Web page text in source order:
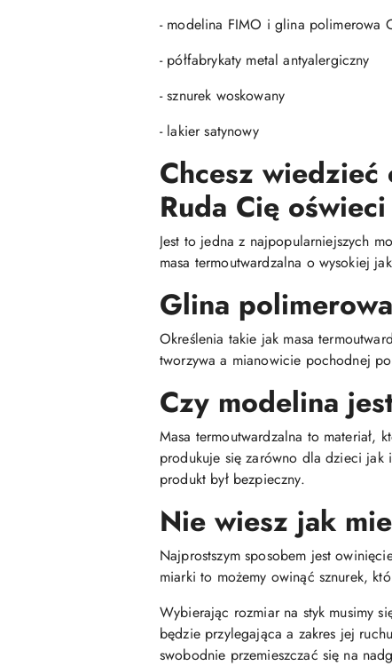
- modelina FIMO i glina polimerowa
- półfabrykaty metal antyalergiczny
- sznurek woskowany
- lakier satynowy
Chcesz wiedzieć
Ruda Cię
Jest to jedna z najpopularniejszych
masa termoutwardzalna o wysokiej
Glina
Określenia takie jak masa
tworzywa a mianowicie pochodnej
Czy modelina
Masa termoutwardzalna to materiał,
produkuje się zarówno dla dzieci
produkt był bezpieczny.
Nie wiesz jak
Najprostszym sposobem jest
miarki to możemy owinąć sznurek,
Wybierając rozmiar na styk musimy
będzie przylegająca a zakres jej
swobodnie przemieszczać się na